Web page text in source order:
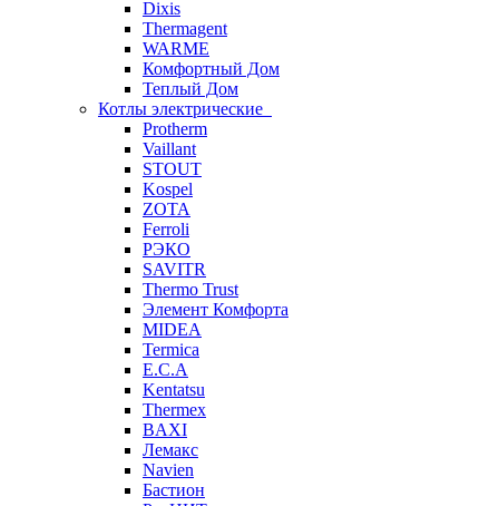
Dixis
Thermagent
WARME
Комфортный Дом
Теплый Дом
Котлы электрические
Protherm
Vaillant
STOUT
Kospel
ZOTA
Ferroli
РЭКО
SAVITR
Thermo Trust
Элемент Комфорта
MIDEA
Termica
E.C.A
Kentatsu
Thermex
BAXI
Лемакс
Navien
Бастион